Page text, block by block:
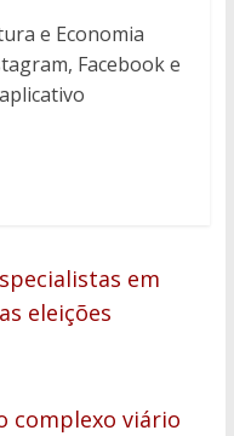
e Economia
Facebook e
em
eleições
complexo viário